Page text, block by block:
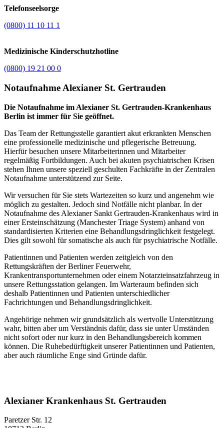
Telefonseelsorge
(0800) 11 10 11 1
Medizinische Kinderschutzhotline
(0800) 19 21 00 0
Notaufnahme Alexianer St. Gertrauden
Die Notaufnahme im Alexianer St. Gertrauden-Krankenhaus
Berlin ist immer für Sie geöffnet.
Das Team der Rettungsstelle garantiert akut erkrankten Menschen
eine professionelle medizinische und pflegerische Betreuung.
Hierfür besuchen unsere Mitarbeiterinnen und Mitarbeiter
regelmäßig Fortbildungen. Auch bei akuten psychiatrischen Krisen
stehen Ihnen unsere speziell geschulten Fachkräfte in der Zentralen
Notaufnahme unterstützend zur Seite.
Wir versuchen für Sie stets Wartezeiten so kurz und angenehm wie
möglich zu gestalten. Jedoch sind Notfälle nicht planbar. In der
Notaufnahme des Alexianer Sankt Gertrauden-Krankenhaus wird in
einer Ersteinschätzung (Manchester Triage System) anhand von
standardisierten Kriterien eine Behandlungsdringlichkeit festgelegt.
Dies gilt sowohl für somatische als auch für psychiatrische Notfälle.
Patientinnen und Patienten werden zeitgleich von den
Rettungskräften der Berliner Feuerwehr,
Krankentransportunternehmen oder einem Notarzteinsatzfahrzeug in
unsere Rettungsstation gelangen. Im Warteraum befinden sich
deshalb Patientinnen und Patienten unterschiedlicher
Fachrichtungen und Behandlungsdringlichkeit.
Angehörige nehmen wir grundsätzlich als wertvolle Unterstützung
wahr, bitten aber um Verständnis dafür, dass sie unter Umständen
nicht sofort oder nur kurz in den Behandlungsbereich kommen
können. Die Ruhebedürftigkeit unserer Patientinnen und Patienten,
aber auch räumliche Enge sind Gründe dafür.
Alexianer Krankenhaus St. Gertrauden
Paretzer Str. 12